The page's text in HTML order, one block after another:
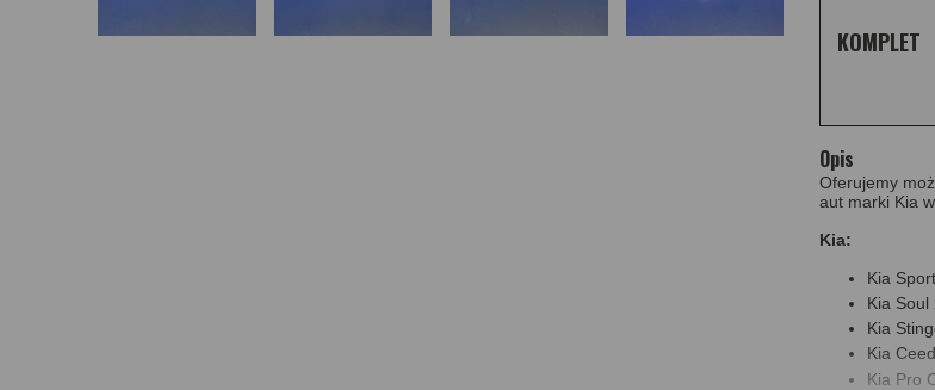
KOMPLET
Opis
Oferujemy
aut marki Kia
Kia:
Kia
Kia
Kia
Kia
Kia Pro